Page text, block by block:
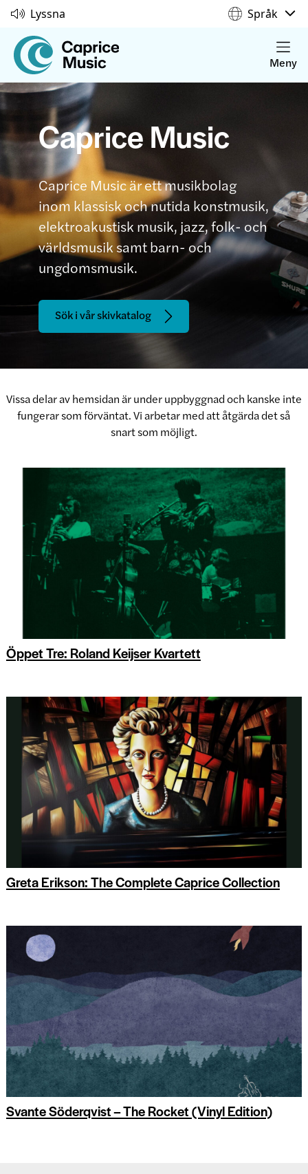
Lyssna Språk
Meny
Caprice Music
Caprice Music är ett musikbolag
inom klassisk och nutida konstmusik,
elektroakustisk musik, jazz, folk- och
världsmusik samt barn- och
ungdomsmusik.
Sök i vår skivkatalog
Vissa delar av hemsidan är under uppbyggnad och kanske inte
fungerar som förväntat. Vi arbetar med att åtgärda det så
snart som möjligt.
Öppet Tre: Roland Keijser Kvartett
Greta Erikson: The Complete Caprice Collection
Svante Söderqvist – The Rocket (Vinyl Edition)